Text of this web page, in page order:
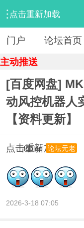
点击重新加载
› 【 资源区 】 › 『IT
门户 论坛首页
主动推送
[百度网盘]
动风控机器人
【资料更新】
点击重新加载
lqplqp 论坛元老
2026-3-18 07:05